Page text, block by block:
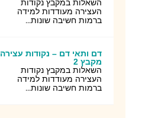
השאלות במקבץ נקודות
העצירה מעודדות למידה
ברמות חשיבה שונות...
דם ותאי דם – נקודות עצירה
מקבץ 2
השאלות במקבץ נקודות
העצירה מעודדות למידה
ברמות חשיבה שונות...